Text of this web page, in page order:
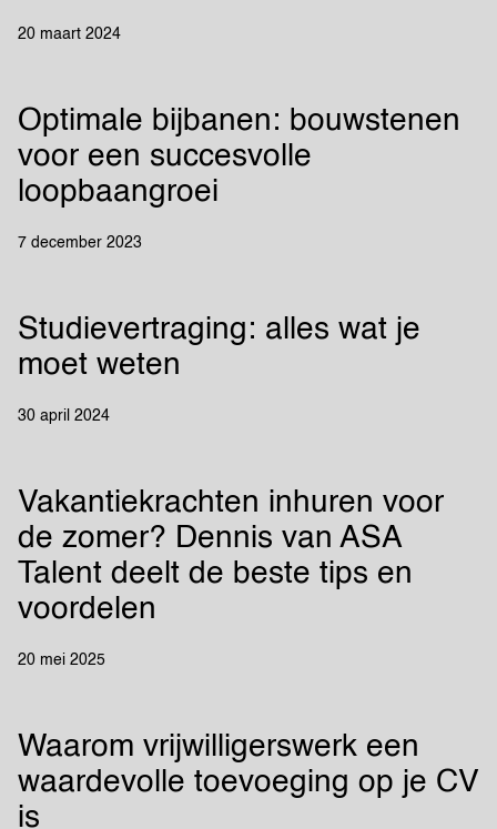
20 maart 2024
Optimale bijbanen: bouwstenen
voor een succesvolle
loopbaangroei
7 december 2023
Studievertraging: alles wat je
moet weten
30 april 2024
Vakantiekrachten inhuren voor
de zomer? Dennis van ASA
Talent deelt de beste tips en
voordelen
20 mei 2025
Waarom vrijwilligerswerk een
waardevolle toevoeging op je CV
is